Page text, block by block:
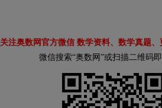
关注奥数网官方微信 数学资料、数学真题
微信搜索“奥数网”或扫描二维码